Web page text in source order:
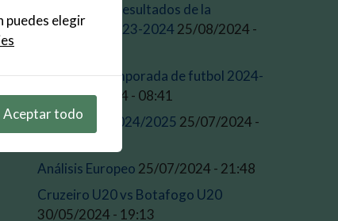
Estos son los resultados de la
temporada 2023-2024 25/08/2024 -
Inicio de la temporada de futbol 2024-
2525/08/2024 - 08:41
Temporada 2024/2025 25/07/2024 -
Análisis Europeo 25/07/2024 - 21:48
Cruzeiro U20 vs Botafogo U20
30/05/2024 - 19:13
puedes elegir
Aceptar todo